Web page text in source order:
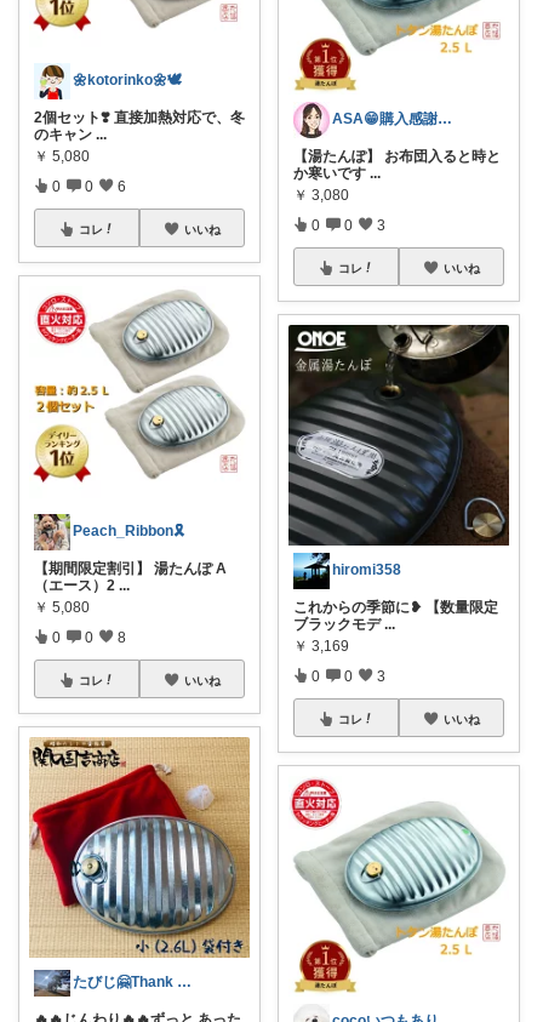
🌼kotorinko🌼🕊️
2個セット❣️ 直接加熱対応で、冬
のキャン ...
￥ 5,080
0 0 6
コレ いいね
Peach_Ribbon🎗
【期間限定割引】 湯たんぽ A
（エース）2 ...
￥ 5,080
0 0 8
コレ いいね
たびじ🤗Thank you🌼
ASA😁購入感謝ﾌｫﾛﾜｰ優先購入❗️
【湯たんぽ】 お布団入ると時と
か寒いです ...
￥ 3,080
0 0 3
コレ いいね
hiromi358
これからの季節に❥ 【数量限定
ブラックモデ ...
￥ 3,169
0 0 3
コレ いいね